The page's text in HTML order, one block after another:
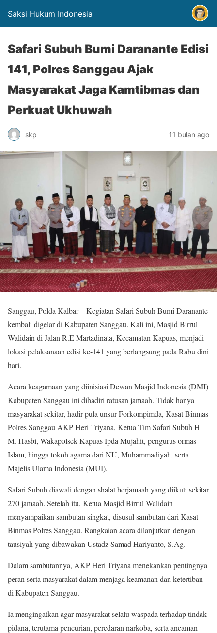
Saksi Hukum Indonesia
Safari Subuh Bumi Daranante Edisi
141, Polres Sanggau Ajak
Masyarakat Jaga Kamtibmas dan
Perkuat Ukhuwah
skp 11 bulan ago
Sanggau, Polda Kalbar – Kegiatan Safari Subuh Bumi Daranante
kembali digelar di Kabupaten Sanggau. Kali ini, Masjid Birrul
Walidain di Jalan R.E Martadinata, Kecamatan Kapuas, menjadi
lokasi pelaksanaan edisi ke-141 yang berlangsung pada Rabu dini
hari.
Acara keagamaan yang diinisiasi Dewan Masjid Indonesia (DMI)
Kabupaten Sanggau ini dihadiri ratusan jamaah. Tidak hanya
masyarakat sekitar, hadir pula unsur Forkompimda, Kasat Binmas
Polres Sanggau AKP Heri Triyana, Ketua Tim Safari Subuh H.
M. Hasbi, Wakapolsek Kapuas Ipda Mujahit, pengurus ormas
Islam, hingga tokoh agama dari NU, Muhammadiyah, serta
Majelis Ulama Indonesia (MUI).
Safari Subuh diawali dengan shalat berjamaah yang diikuti sekitar
270 jamaah. Setelah itu, Ketua Masjid Birrul Walidain
menyampaikan sambutan singkat, disusul sambutan dari Kasat
Binmas Polres Sanggau. Rangkaian acara dilanjutkan dengan
tausiyah yang dibawakan Ustadz Samad Hariyanto, S.Ag.
Dalam sambutannya, AKP Heri Triyana menekankan pentingnya
peran serta masyarakat dalam menjaga keamanan dan ketertiban
di Kabupaten Sanggau.
Ia mengingatkan agar masyarakat selalu waspada terhadap tindak
pidana, terutama pencurian, peredaran narkoba, serta ancaman